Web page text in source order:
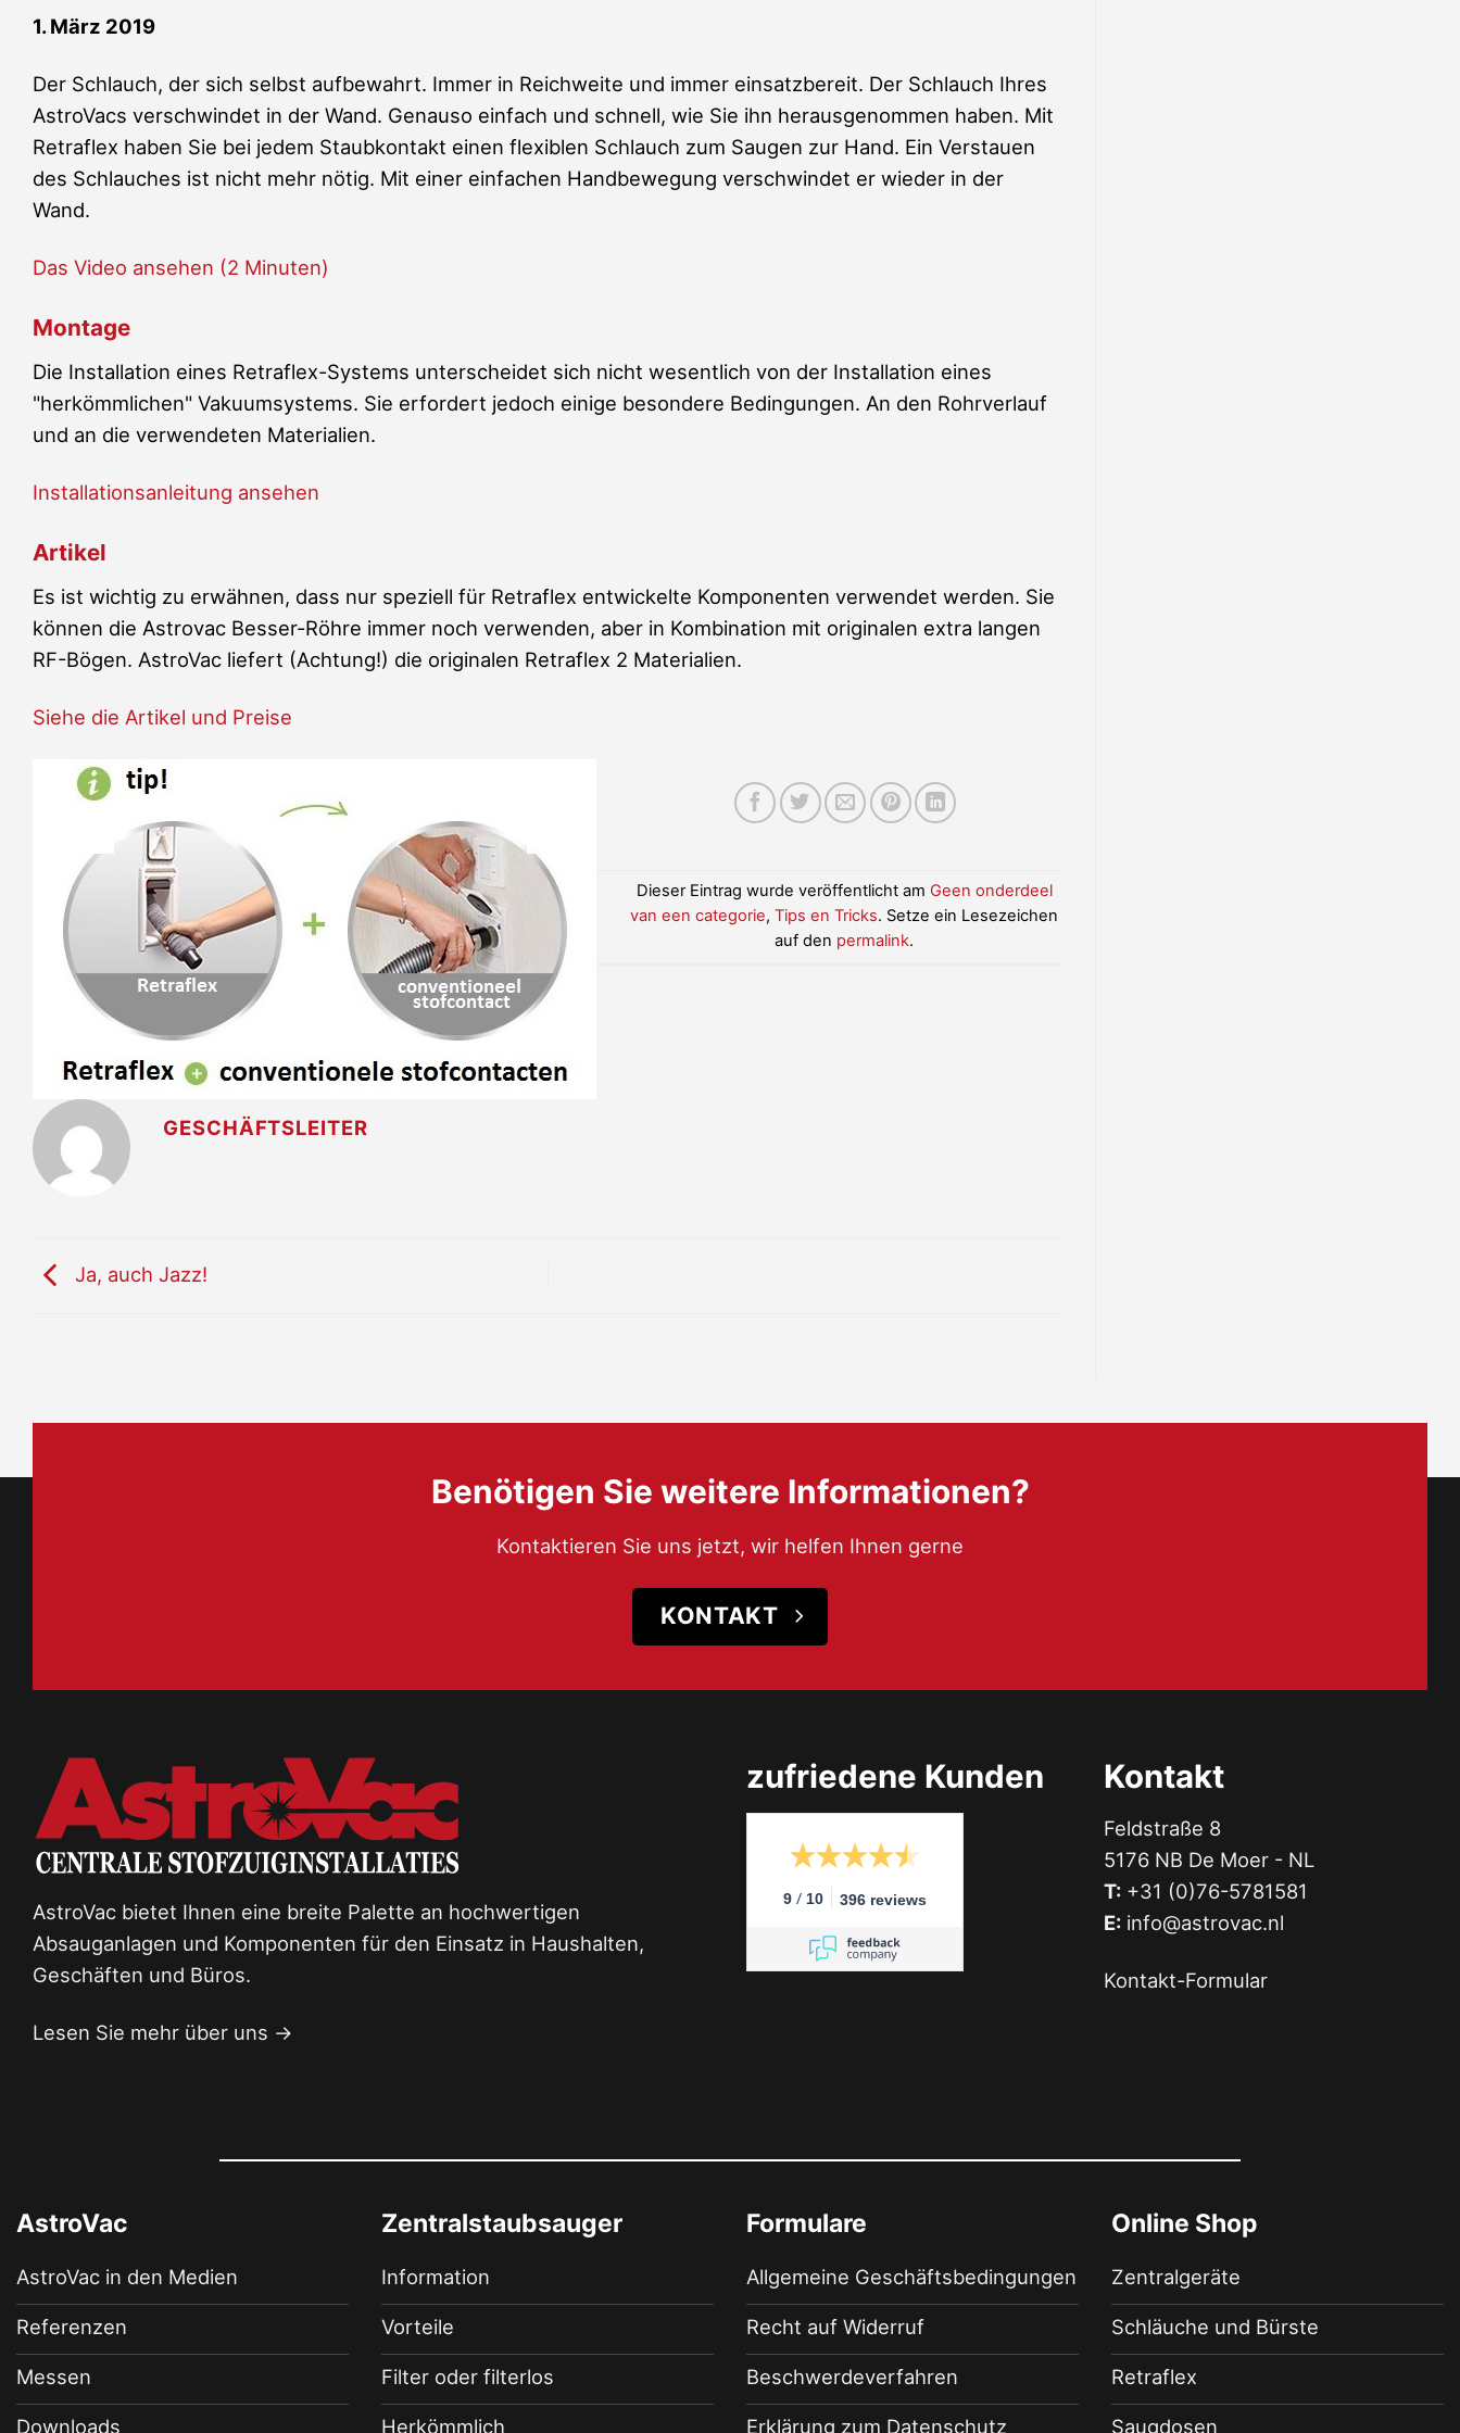
1. März 2019
Der Schlauch, der sich selbst aufbewahrt. Immer in Reichweite und immer einsatzbereit. Der Schlauch Ihres
AstroVacs verschwindet in der Wand. Genauso einfach und schnell, wie Sie ihn herausgenommen haben. Mit
Retraflex haben Sie bei jedem Staubkontakt einen flexiblen Schlauch zum Saugen zur Hand. Ein Verstauen
des Schlauches ist nicht mehr nötig. Mit einer einfachen Handbewegung verschwindet er wieder in der
Wand.
Das Video ansehen (2 Minuten)
Montage
Die Installation eines Retraflex-Systems unterscheidet sich nicht wesentlich von der Installation eines
"herkömmlichen" Vakuumsystems. Sie erfordert jedoch einige besondere Bedingungen. An den Rohrverlauf
und an die verwendeten Materialien.
Installationsanleitung ansehen
Artikel
Es ist wichtig zu erwähnen, dass nur speziell für Retraflex entwickelte Komponenten verwendet werden. Sie
können die Astrovac Besser-Röhre immer noch verwenden, aber in Kombination mit originalen extra langen
RF-Bögen. AstroVac liefert (Achtung!) die originalen Retraflex 2 Materialien.
Siehe die Artikel und Preise
Dieser Eintrag wurde veröffentlicht am Geen onderdeel
van een categorie,Tips en Tricks. Setze ein Lesezeichen
auf den permalink.
GESCHÄFTSLEITER
Ja, auch Jazz!
Benötigen Sie weitere Informationen?
Kontaktieren Sie uns jetzt, wir helfen Ihnen gerne
KONTAKT
AstroVac bietet Ihnen eine breite Palette an hochwertigen
Absauganlagen und Komponenten für den Einsatz in Haushalten,
Geschäften und Büros.
Lesen Sie mehr über uns →
zufriedene Kunden
9 / 10 396 reviews
Kontakt
Feldstraße 8
5176 NB De Moer - NL
T: +31 (0)76-5781581
E: info@astrovac.nl
Kontakt-Formular
AstroVac
AstroVac in den Medien
Referenzen
Messen
Downloads
Zentralstaubsauger
Information
Vorteile
Filter oder filterlos
Herkömmlich
Formulare
Allgemeine Geschäftsbedingungen
Recht auf Widerruf
Beschwerdeverfahren
Erklärung zum Datenschutz
Online Shop
Zentralgeräte
Schläuche und Bürste
Retraflex
Saugdosen